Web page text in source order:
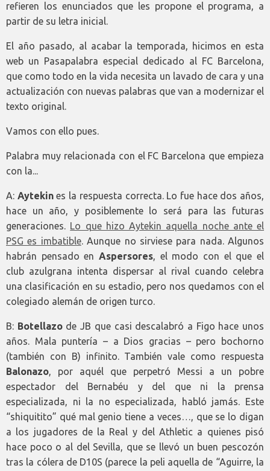
refieren los enunciados que les propone el programa, a
partir de su letra inicial.
El año pasado, al acabar la temporada, hicimos en esta
web un Pasapalabra especial dedicado al FC Barcelona,
que como todo en la vida necesita un lavado de cara y una
actualización con nuevas palabras que van a modernizar el
texto original.
Vamos con ello pues.
Palabra muy relacionada con el FC Barcelona que empieza
con la...
A: Aytekines la respuesta correcta. Lo fue hace dos años,
hace un año, y posiblemente lo será para las futuras
generaciones. Lo que hizo Aytekin aquella noche ante el
PSG es imbatible. Aunque no sirviese para nada. Algunos
habrán pensado en Aspersores, el modo con el que el
club azulgrana intenta dispersar al rival cuando celebra
una clasificación en su estadio, pero nos quedamos con el
colegiado alemán de origen turco.
B: Botellazode JB que casi descalabró a Figo hace unos
años. Mala puntería – a Dios gracias – pero bochorno
(también con B) infinito. También vale como respuesta
Balonazo, por aquél que perpetró Messi a un pobre
espectador del Bernabéu y del que ni la prensa
especializada, ni la no especializada, habló jamás. Este
“shiquitito” qué mal genio tiene a veces…, que se lo digan
a los jugadores de la Real y del Athletic a quienes pisó
hace poco o al del Sevilla, que se llevó un buen pescozón
tras la cólera de D10S (parece la peli aquella de “Aguirre, la